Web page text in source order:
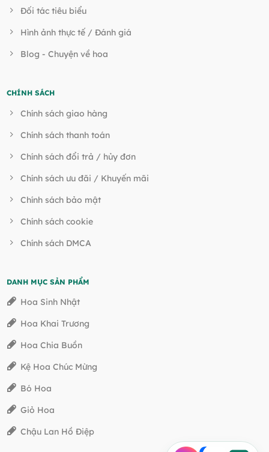
Đối tác tiêu biểu
Hình ảnh thực tế / Đánh giá
Blog - Chuyện về hoa
CHÍNH SÁCH
Chính sách giao hàng
Chính sách thanh toán
Chính sách đổi trả / hủy đơn
Chính sách ưu đãi / Khuyến mãi
Chính sách bảo mật
Chính sách cookie
Chính sách DMCA
DANH MỤC SẢN PHẨM
Hoa Sinh Nhật
Hoa Khai Trương
Hoa Chia Buồn
Kệ Hoa Chúc Mừng
Bó Hoa
Giỏ Hoa
Chậu Lan Hồ Điệp